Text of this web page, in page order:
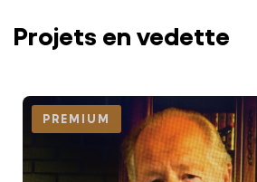
Projets en vedette
PREMIUM